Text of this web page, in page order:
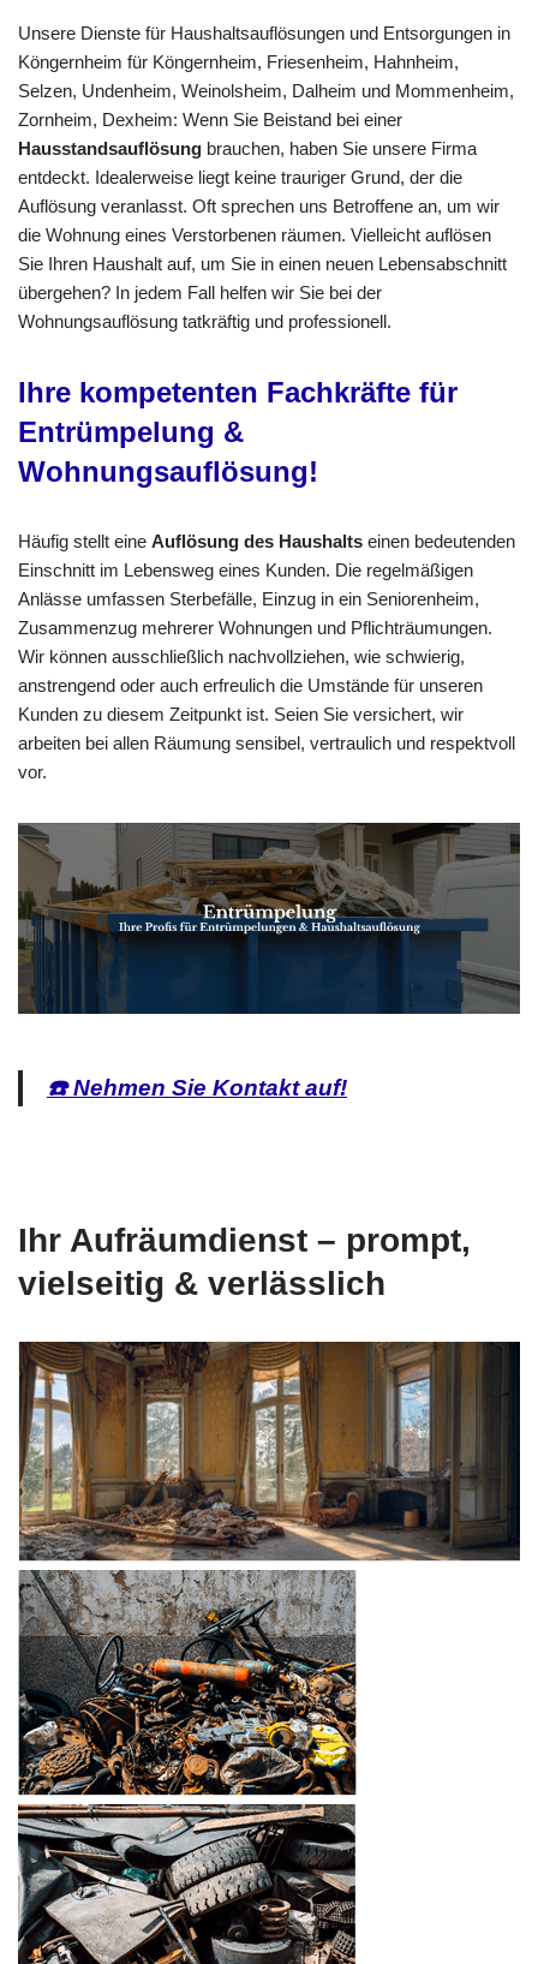
Unsere Dienste für Haushaltsauflösungen und Entsorgungen in
Köngernheim für Köngernheim, Friesenheim, Hahnheim,
Selzen, Undenheim, Weinolsheim, Dalheim und Mommenheim,
Zornheim, Dexheim: Wenn Sie Beistand bei einer
Hausstandsauflösung brauchen, haben Sie unsere Firma
entdeckt. Idealerweise liegt keine trauriger Grund, der die
Auflösung veranlasst. Oft sprechen uns Betroffene an, um wir
die Wohnung eines Verstorbenen räumen. Vielleicht auflösen
Sie Ihren Haushalt auf, um Sie in einen neuen Lebensabschnitt
übergehen? In jedem Fall helfen wir Sie bei der
Wohnungsauflösung tatkräftig und professionell.
Ihre kompetenten Fachkräfte für
Entrümpelung &
Wohnungsauflösung!
Häufig stellt eine Auflösung des Haushalts einen bedeutenden
Einschnitt im Lebensweg eines Kunden. Die regelmäßigen
Anlässe umfassen Sterbefälle, Einzug in ein Seniorenheim,
Zusammenzug mehrerer Wohnungen und Pflichträumungen.
Wir können ausschließlich nachvollziehen, wie schwierig,
anstrengend oder auch erfreulich die Umstände für unseren
Kunden zu diesem Zeitpunkt ist. Seien Sie versichert, wir
arbeiten bei allen Räumung sensibel, vertraulich und respektvoll
vor.
☎️ Nehmen Sie Kontakt auf!
Ihr Aufräumdienst – prompt,
vielseitig & verlässlich